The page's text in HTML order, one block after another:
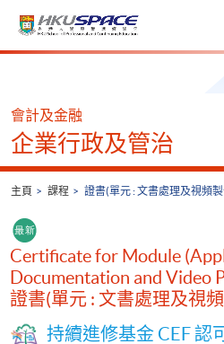
Main
會計及金融
企業行政及管治
主頁 課程 證書(單元 : 文書處理及視頻
Certificate for Module
Documentation and Video
證書(單元 : 文書處理及視
持續進修基金 CEF 認